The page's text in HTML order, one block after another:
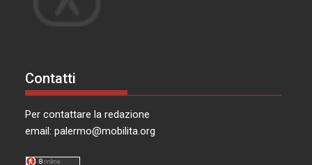
Contatti
Per contattare la redazione
email:palermo@mobilita.org